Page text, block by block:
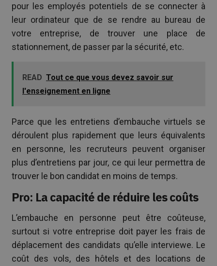
pour les employés potentiels de se connecter à
leur ordinateur que de se rendre au bureau de
votre entreprise, de trouver une place de
stationnement, de passer par la sécurité, etc.
READ Tout ce que vous devez savoir sur
l'enseignement en ligne
Parce que les entretiens d’embauche virtuels se
déroulent plus rapidement que leurs équivalents
en personne, les recruteurs peuvent organiser
plus d’entretiens par jour, ce qui leur permettra de
trouver le bon candidat en moins de temps.
Pro: La capacité de réduire les coûts
L’embauche en personne peut être coûteuse,
surtout si votre entreprise doit payer les frais de
déplacement des candidats qu’elle interviewe. Le
coût des vols, des hôtels et des locations de